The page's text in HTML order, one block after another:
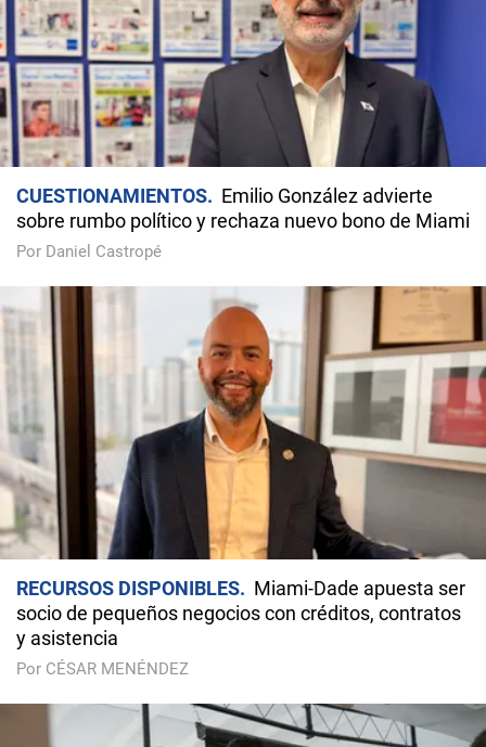
CUESTIONAMIENTOS
Emilio González advierte
sobre rumbo político y rechaza nuevo bono de Miami
Por Daniel Castropé
RECURSOS DISPONIBLES
Miami-Dade apuesta ser
socio de pequeños negocios con créditos, contratos
y asistencia
Por CÉSAR MENÉNDEZ